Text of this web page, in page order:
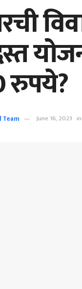
रुपये?
June 16, 2023 in